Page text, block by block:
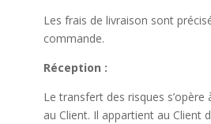
Les frais de livraison sont
commande.
Réception :
Le transfert des risques s’opère
au Client. Il appartient au Client